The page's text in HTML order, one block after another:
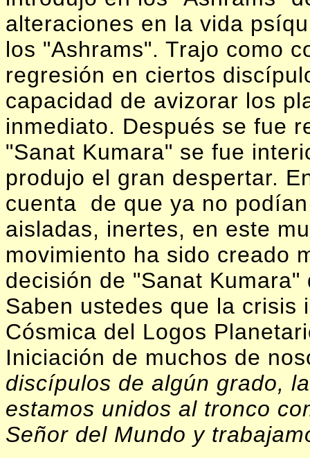
alteraciones en la vida
los "Ashrams". Trajo como
regresión en ciertos
capacidad de avizorar los
inmediato. Después se fue
"Sanat Kumara" se fue
produjo el gran despertar.
cuenta
de que ya no
aisladas, inertes, en este
movimiento ha sido creado
decisión de "Sanat
Saben ustedes que la
Cósmica del Logos
Iniciación de muchos de
discípulos de algún grado,
estamos unidos al tronco
Señor del Mundo y